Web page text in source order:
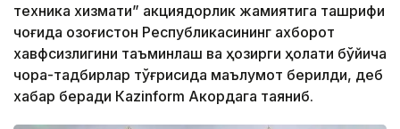
техника хизмати” акциядорлик жамиятига ташрифи
чоғида Қозоғистон Республикасининг ахборот
хавфсизлигини таъминлаш ва ҳозирги ҳолати бўйича
чора-тадбирлар тўғрисида маълумот берилди, деб
хабар беради Каzinform Акордага таяниб.